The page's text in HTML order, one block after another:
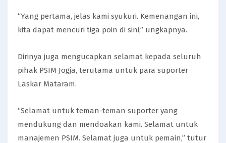
“Yang pertama, jelas kami syukuri. Kemenangan ini,
kita dapat mencuri tiga poin di sini,” ungkapnya.
Dirinya juga mengucapkan selamat kepada seluruh
pihak PSIM Jogja, terutama untuk para suporter
Laskar Mataram.
“Selamat untuk teman-teman suporter yang
mendukung dan mendoakan kami. Selamat untuk
manajemen PSIM. Selamat juga untuk pemain,” tutur